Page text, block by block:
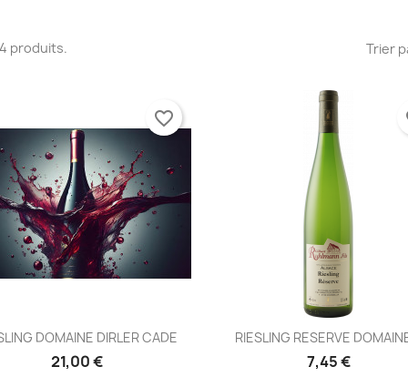
produits. Trier
DOMAINE DIRLER CADE
21,00 €
 Aperçu rapide
favorite_border
RIESLING RESERVE
7,45 €
Aperçu rapide